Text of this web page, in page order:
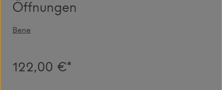
Öffnungen
Bene
122,00 €*